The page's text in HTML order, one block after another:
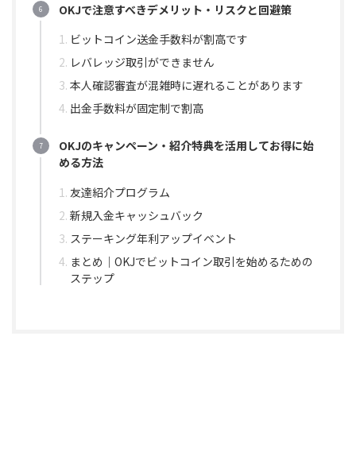
OKJで注意すべきデメリット・リスクと回避策
ビットコイン送金手数料が割高です
レバレッジ取引ができません
本人確認審査が混雑時に遅れることがあります
出金手数料が固定制で割高
OKJのキャンペーン・紹介特典を活用してお得に始
める方法
友達紹介プログラム
新規入金キャッシュバック
ステーキング年利アップイベント
まとめ｜OKJでビットコイン取引を始めるための
ステップ